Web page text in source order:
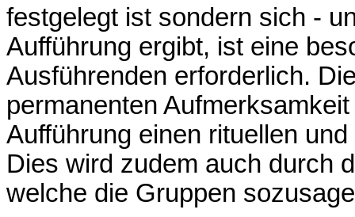
festgelegt ist sondern sich -
Aufführung ergibt, ist eine
Ausführenden erforderlich.
permanenten
Aufführung einen rituellen
Dies wird zudem auch durch
welche die Gruppen